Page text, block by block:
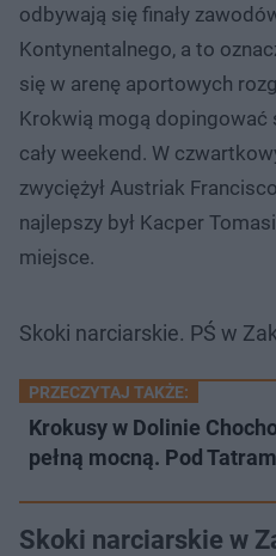
odbywają się finały
Kontynentalnego, a to
się w arenę aportowych
Krokwią mogą
cały weekend. W
zwyciężył Austriak
najlepszy był Kacper
miejsce.
Skoki narciarskie. PŚ w
PRZECZYTAJ TAKŻE:
Krokusy w Dolinie
pełną mocną. Pod
Skoki narciarskie w